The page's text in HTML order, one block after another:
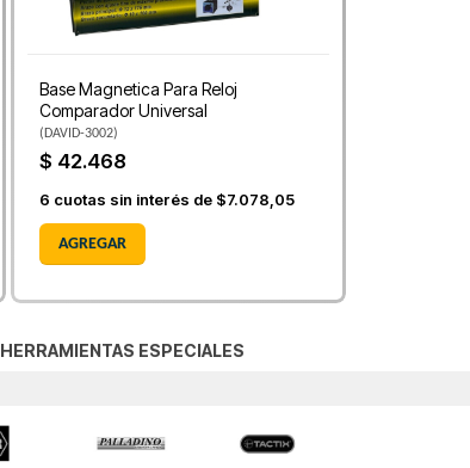
Base Magnetica Para Reloj
Comparador Universal
( DAVID-3002)
$ 42.468
6 cuotas sin interés de $7.078,05
AGREGAR
HERRAMIENTAS ESPECIALES